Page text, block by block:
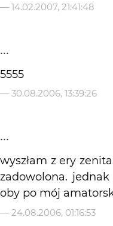
— 14.02.2007, 21:41:48
...
5555
— 30.08.2006, 13:39:26
...
wyszłam z ery
zadowolona.
oby po mój
— 24.08.2006, 01:16:53